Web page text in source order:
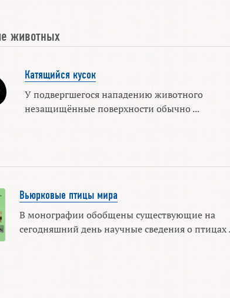
животных
Катящийся кусок
У подвергшегося нападению животного
незащищённые поверхности обычно ...
Вьюрковые птицы мира
В монографии обобщены существующие на
сегодняшний день научные сведения о птицах